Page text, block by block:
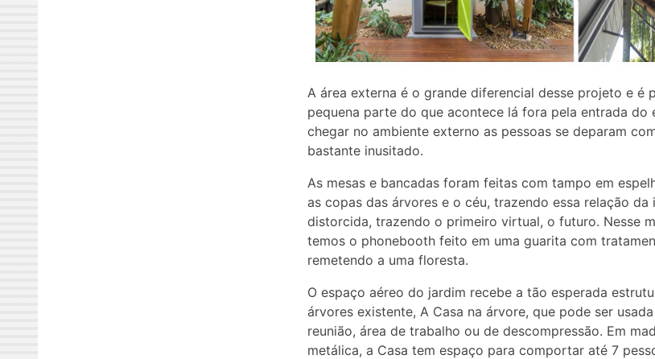
A área externa é o grande diferencial desse projeto e é
pequena parte do que acontece lá fora pela entrada do
chegar no ambiente externo as pessoas se deparam
bastante inusitado.
As mesas e bancadas foram feitas com tampo em
as copas das árvores e o céu, trazendo essa relação
distorcida, trazendo o primeiro virtual, o futuro. Nesse
temos o phonebooth feito em uma guarita com
remetendo a uma floresta.
O espaço aéreo do jardim recebe a tão esperada
árvores existente, A Casa na árvore, que pode ser
reunião, área de trabalho ou de descompressão. Em
metálica, a Casa tem espaço para comportar até 7